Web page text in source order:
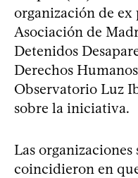
organización de
Asociación de
Detenidos
Derechos
Observatorio Luz
sobre la iniciativa.
Las
coincidieron en